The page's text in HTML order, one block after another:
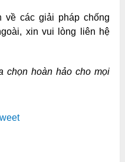
các giải pháp chống
xin vui lòng liên hệ
chọn hoàn hảo cho mọi